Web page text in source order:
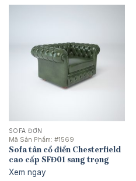
SOFA ĐƠN
Mã Sản Phẩm: #1569
Sofa tân cổ điển Chesterfield
cao cấp SFĐ01 sang trọng
Xem ngay